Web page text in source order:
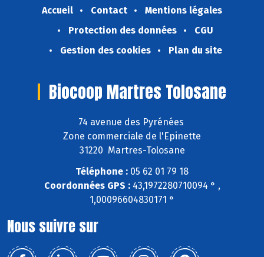
Accueil Contact
Mentions légales
Protection des données
CGU
Gestion des cookies
Plan du site
Biocoop Martres Tolosane
74 avenue des Pyrénées
Zone commerciale de l'Epinette
31220 Martres-Tolosane
Téléphone : 05 62 01 79 18
Coordonnées GPS :43,1972280710094 ° ,
1,00096604830171 °
Nous suivre sur